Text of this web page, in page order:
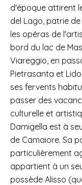
d'époque attirent
del Lago, patrie
les opéras de
bord du lac de
Viareggio, en
Pietrasanta et
ses fervents
passer des
culturelle et
Damigella est à
de Camaiore. Sa
particulièrement
appartient à un
possède Alisso